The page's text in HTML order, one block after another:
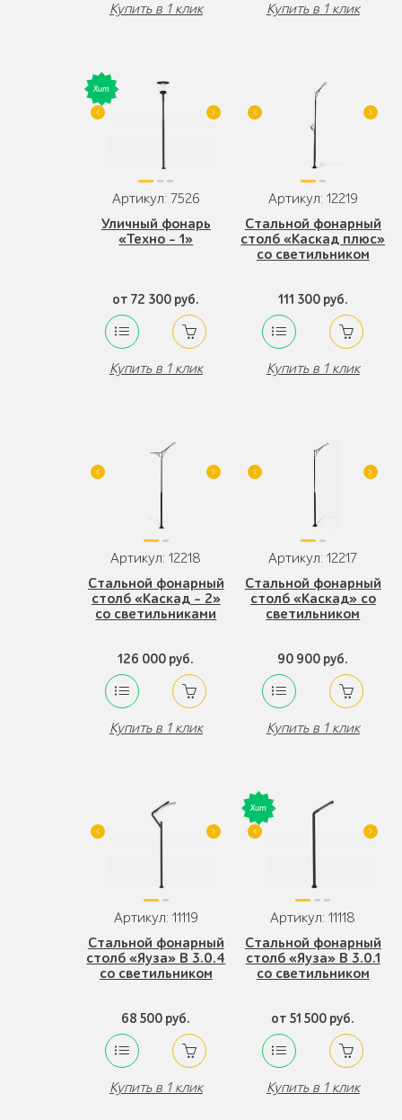
Купить в 1 клик Купить в 1 клик
Артикул: 7526
Уличный фонарь
«Техно - 1»
от 72 300 руб.
Купить в 1 клик
Артикул: 12219
Стальной фонарный
столб «Каскад плюс»
со светильником
111 300 руб.
Купить в 1 клик
Артикул: 12218
Стальной фонарный
столб «Каскад - 2»
со светильниками
126 000 руб.
Купить в 1 клик
Артикул: 12217
Стальной фонарный
столб «Каскад» со
светильником
90 900 руб.
Купить в 1 клик
Артикул: 11119
Стальной фонарный
столб «Яуза» В 3.0.4
со светильником
68 500 руб.
Купить в 1 клик
Артикул: 11118
Стальной фонарный
столб «Яуза» В 3.0.1
со светильником
от 51 500 руб.
Купить в 1 клик